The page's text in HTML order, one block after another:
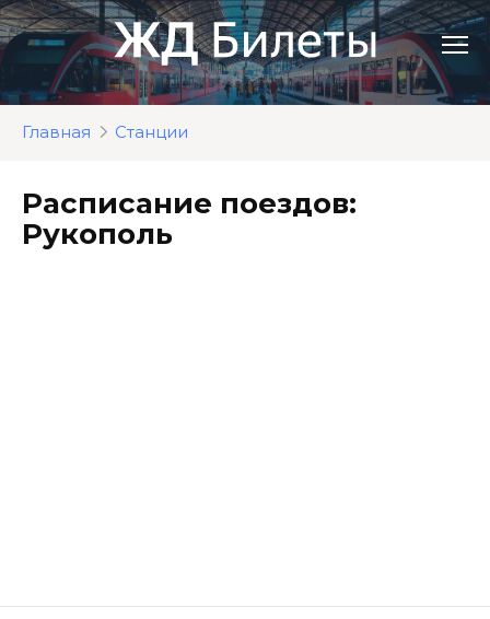
Перейти
к
контенту
Главная Станции
Расписание поездов:
Рукополь